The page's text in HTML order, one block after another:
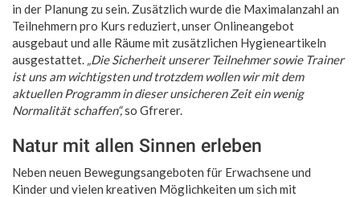
in der Planung zu sein. Zusätzlich wurde die Maximalanzahl an
Teilnehmern pro Kurs reduziert, unser Onlineangebot
ausgebaut und alle Räume mit zusätzlichen Hygieneartikeln
ausgestattet. „Die Sicherheit unserer Teilnehmer sowie Trainer
ist uns am wichtigsten und trotzdem wollen wir mit dem
aktuellen Programm in dieser unsicheren Zeit ein wenig
Normalität schaffen“,so Gfrerer.
Natur mit allen Sinnen erleben
Neben neuen Bewegungsangeboten für Erwachsene und
Kinder und vielen kreativen Möglichkeiten um sich mit